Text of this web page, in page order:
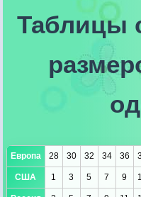
Таблицы
Европа 28 30 32 34 36
США 1 3 5 7 9